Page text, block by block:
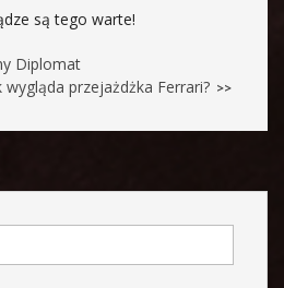
są tego warte!
Diplomat
wygląda przejażdżka Ferrari? >>